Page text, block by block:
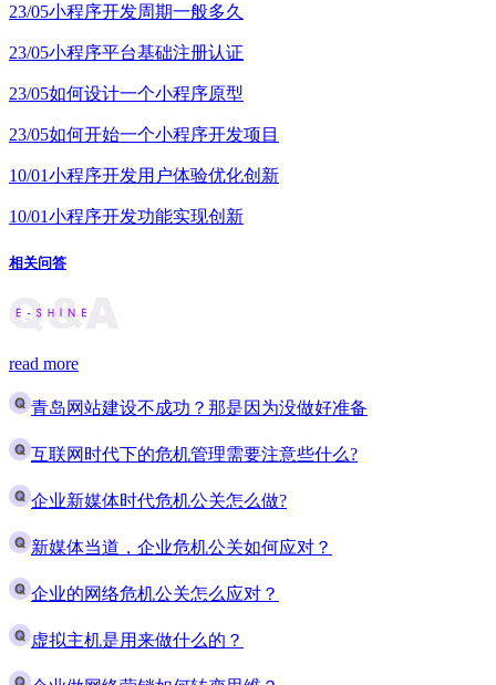
23/05小程序开发周期一般多久
23/05小程序平台基础注册认证
23/05如何设计一个小程序原型
23/05如何开始一个小程序开发项目
10/01小程序开发用户体验优化创新
10/01小程序开发功能实现创新
相关问答
read more
青岛网站建设不成功？那是因为没做好准备
互联网时代下的危机管理需要注意些什么?
企业新媒体时代危机公关怎么做?
新媒体当道，企业危机公关如何应对？
企业的网络危机公关怎么应对？
虚拟主机是用来做什么的？